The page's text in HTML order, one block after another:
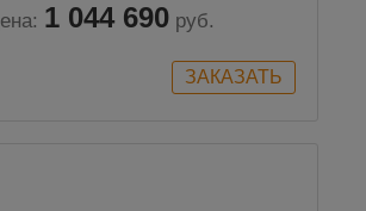
1 044 690 руб.